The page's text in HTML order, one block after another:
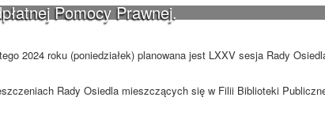
Pomocy Prawnej.
2024 roku (poniedziałek) planowana jest LXXV sesja Rady
Rady Osiedla mieszczących się w Filii Biblioteki